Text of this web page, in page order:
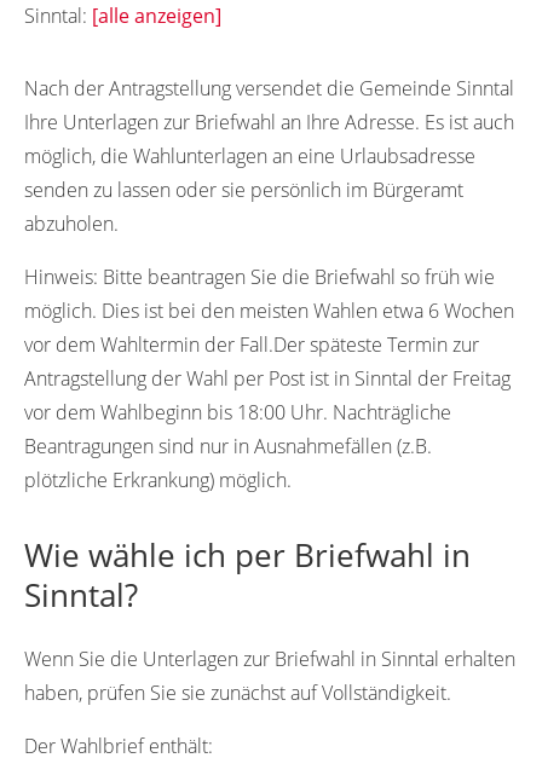
Sinntal: [alle anzeigen]
Nach der Antragstellung versendet die Gemeinde Sinntal
Ihre Unterlagen zur Briefwahl an Ihre Adresse. Es ist auch
möglich, die Wahlunterlagen an eine Urlaubsadresse
senden zu lassen oder sie persönlich im Bürgeramt
abzuholen.
Hinweis: Bitte beantragen Sie die Briefwahl so früh wie
möglich. Dies ist bei den meisten Wahlen etwa 6 Wochen
vor dem Wahltermin der Fall.Der späteste Termin zur
Antragstellung der Wahl per Post ist in Sinntal der Freitag
vor dem Wahlbeginn bis 18:00 Uhr. Nachträgliche
Beantragungen sind nur in Ausnahmefällen (z.B.
plötzliche Erkrankung) möglich.
Wie wähle ich per Briefwahl in
Sinntal?
Wenn Sie die Unterlagen zur Briefwahl in Sinntal erhalten
haben, prüfen Sie sie zunächst auf Vollständigkeit.
Der Wahlbrief enthält: